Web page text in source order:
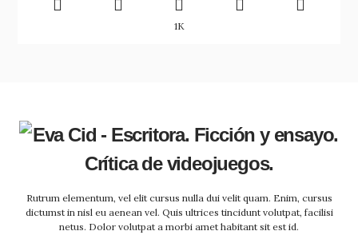
1K
Rutrum elementum, vel elit cursus nulla dui velit quam. Enim, cursus
dictumst in nisl eu aenean vel. Quis ultrices tincidunt volutpat, facilisi
netus. Dolor volutpat a morbi amet habitant sit est id.